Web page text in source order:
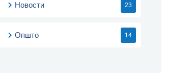
Новости 23
Општо 14